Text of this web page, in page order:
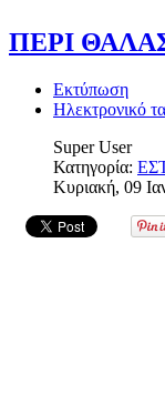
ΠΕΡΙ
Εκτύπωση
Ηλεκτρονικό
Super User
Κατηγορία:
Κυριακή, 09